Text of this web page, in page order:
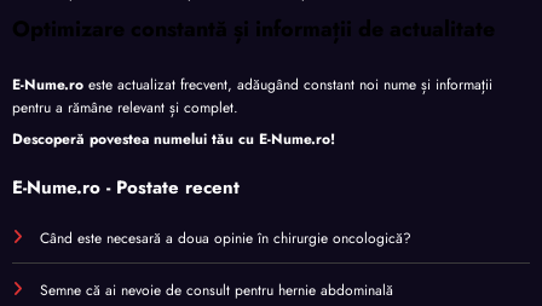
Optimizare constantă și informații de actualitate
E-Nume.ro este actualizat frecvent, adăugând constant noi nume și informații
pentru a rămâne relevant și complet.
Descoperă povestea numelui tău cu E-Nume.ro!
E-Nume.ro - Postate recent
Când este necesară a doua opinie în chirurgie oncologică?
Semne că ai nevoie de consult pentru hernie abdominală